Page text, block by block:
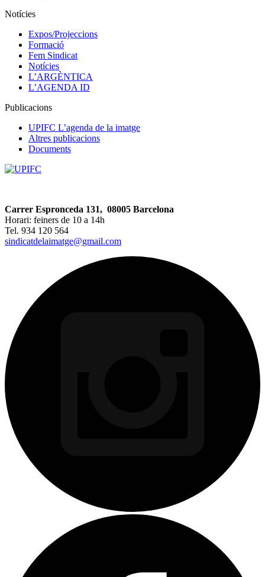
Notícies
Expos/Projeccions
Formació
Fem Sindicat
Notícies
L’ARGÈNTICA
L’AGENDA ID
Publicacions
UPIFC L’agenda de la imatge
Altres publicacions
Documents
Carrer Espronceda 131, 08005 Barcelona
Horari: feiners de 10 a 14h
Tel. 934 120 564
sindicatdelaimatge@gmail.com